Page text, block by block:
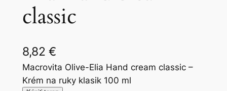
classic
8,82 €
Macrovita Olive-Elia Hand cream classic –
Krém na ruky klasik 100 ml